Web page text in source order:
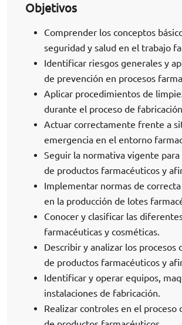
Objetivos
Comprender los conceptos
seguridad y salud en el trabajo
Identificar riesgos generales y
de prevención en procesos
Aplicar procedimientos de
durante el proceso de
Actuar correctamente frente a
emergencia en el entorno
Seguir la normativa vigente para
de productos farmacéuticos y
Implementar normas de
en la producción de lotes
Conocer y clasificar las
farmacéuticas y cosméticas.
Describir y analizar los procesos
de productos farmacéuticos y
Identificar y operar equipos,
instalaciones de fabricación.
Realizar controles en el proceso